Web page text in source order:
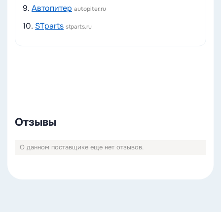
9. Автопитер autopiter.ru
10. STparts stparts.ru
Отзывы
О данном поставщике еще нет отзывов.